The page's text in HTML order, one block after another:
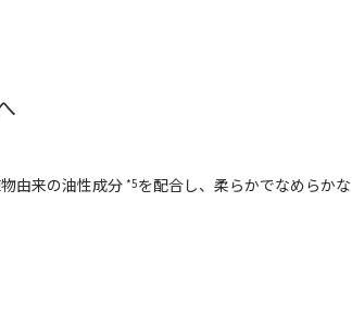
由来の油性成分 *5を配合し、柔らかでなめらかな